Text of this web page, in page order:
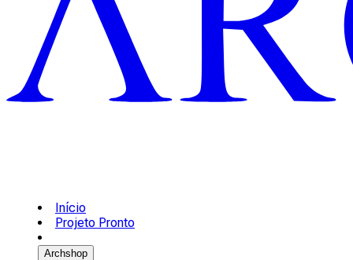
Início
Projeto Pronto
Archshop